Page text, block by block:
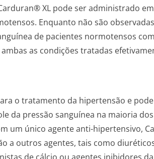
XL pode ser administrado
Enquanto não são
de pacientes normotensos
as condições tratadas
o tratamento da hipertensão e
da pressão sanguínea na maioria
um único agente anti-hipertensivo,
a outros agentes, tais como